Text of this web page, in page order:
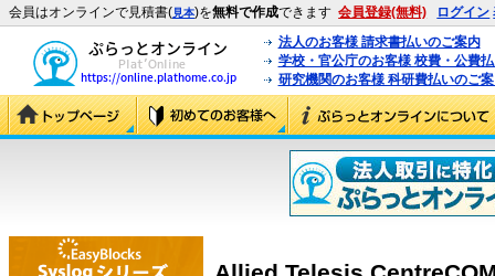
会員はオンラインで見積書(見本)を無料で作成できます 会員登録(無料) ログイン
法人のお客様 請求書払いのご案内
学校・官公庁のお客様 校費・公費
研究機関のお客様 科研費払いのご